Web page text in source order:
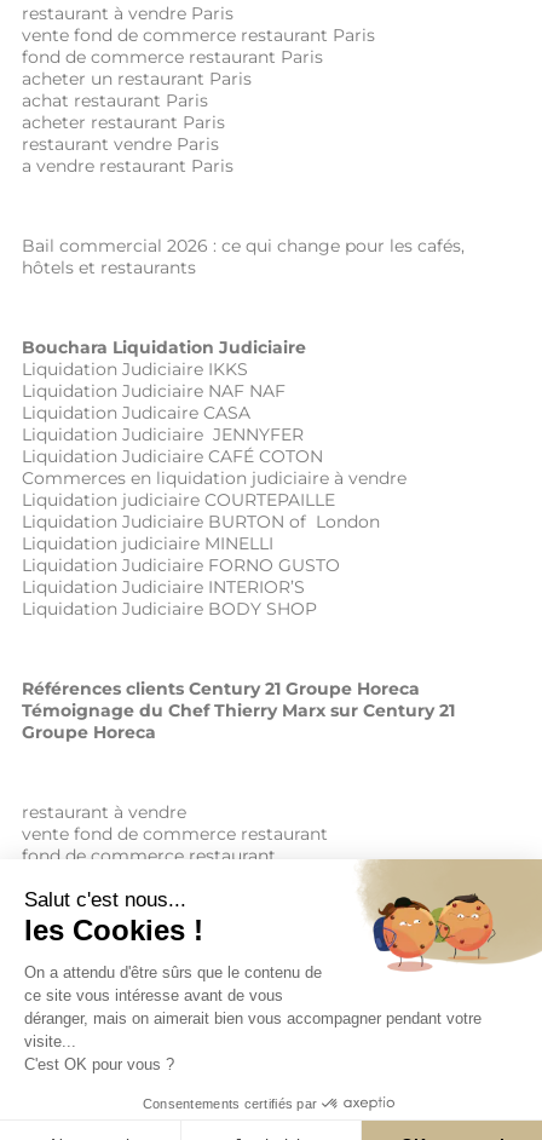
restaurant à vendre Paris
vente fond de commerce restaurant Paris
fond de commerce restaurant Paris
acheter un restaurant Paris
achat restaurant Paris
acheter restaurant Paris
restaurant vendre Paris
a vendre restaurant Paris
Bail commercial 2026 : ce qui change pour les cafés,
hôtels et restaurants
Bouchara Liquidation Judiciaire
Liquidation Judiciaire IKKS
Liquidation Judiciaire NAF NAF
Liquidation Judicaire CASA
Liquidation Judiciaire JENNYFER
Liquidation Judiciaire CAFÉ COTON
Commerces en liquidation judiciaire à vendre
Liquidation judiciaire COURTEPAILLE
Liquidation Judiciaire BURTON of London
Liquidation judiciaire MINELLI
Liquidation Judiciaire FORNO GUSTO
Liquidation Judiciaire INTERIOR’S
Liquidation Judiciaire BODY SHOP
Références clients Century 21 Groupe Horeca
Témoignage du Chef Thierry Marx sur Century 21
Groupe Horeca
restaurant à vendre
vente fond de commerce restaurant
fond de commerce restaurant
achat restaurant
vente de fond de commerce restaurant
acheter restaurant
restaurant vendre